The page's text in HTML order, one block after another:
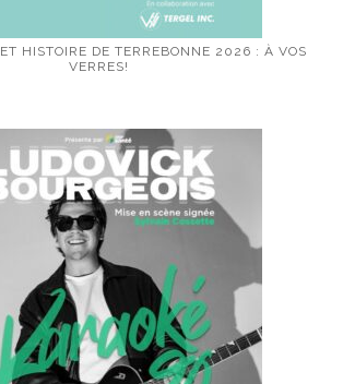
HISTOIRE DE TERREBONNE 2026 : À VOS
VERRES!